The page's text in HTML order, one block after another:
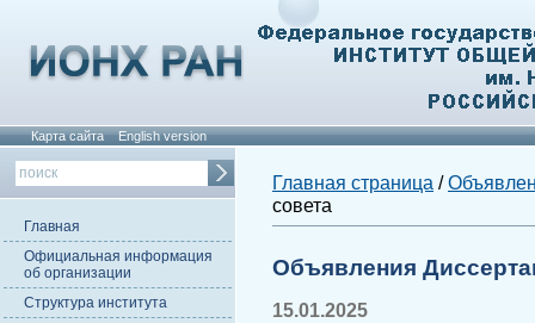
Карта сайта English version
Главная
Официальная информация
об организации
Структура института
Главная страница /
совета
Объявления
15.01.2025